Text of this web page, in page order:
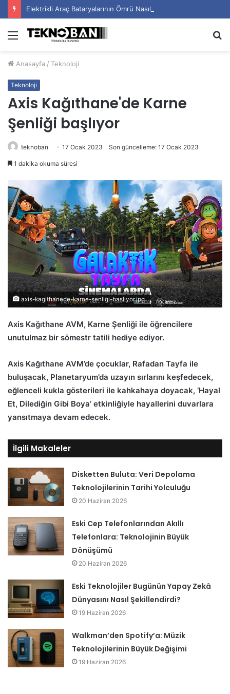
Elektrikli Araç Bataryalarının Ömrü Nasıl Uzatılır?
Menü
Anasayfa / Teknoloji
Teknoloji
Axis Kağıthane'de Karne
Şenliği başlıyor
teknoban 17 Ocak 2023 Son güncelleme: 17 Ocak 2023
1 dakika okuma süresi
axis-kagithanede-karne-senligi-basliyor.jpg
Axis Kağıthane AVM, Karne Şenliği ile öğrencilere
unutulmaz bir sömestr tatili hediye ediyor.
Axis Kağıthane AVM’de çocuklar, Rafadan Tayfa ile
buluşacak, Planetaryum’da uzayın sırlarını keşfedecek,
eğlenceli kukla gösterileri ile kahkahaya doyacak, ‘Hayal
Et, Dilediğin Gibi Boya’ etkinliğiyle hayallerini duvarlara
yansıtmaya devam edecek.
İlgili Makaleler
Disketten Buluta: Veri Depolama
Teknolojilerinin Tarihi Yolculuğu
20 Haziran 2026
Eski Cep Telefonlarından Akıllı
Telefonlara: Teknolojinin Büyük
Dönüşümü
20 Haziran 2026
Eski Teknolojiler Bugünün Yapay Zekâ
Dünyasını Nasıl Şekillendirdi?
19 Haziran 2026
Walkman’den Spotify’a: Müzik
Teknolojilerinin Büyük Değişimi
19 Haziran 2026